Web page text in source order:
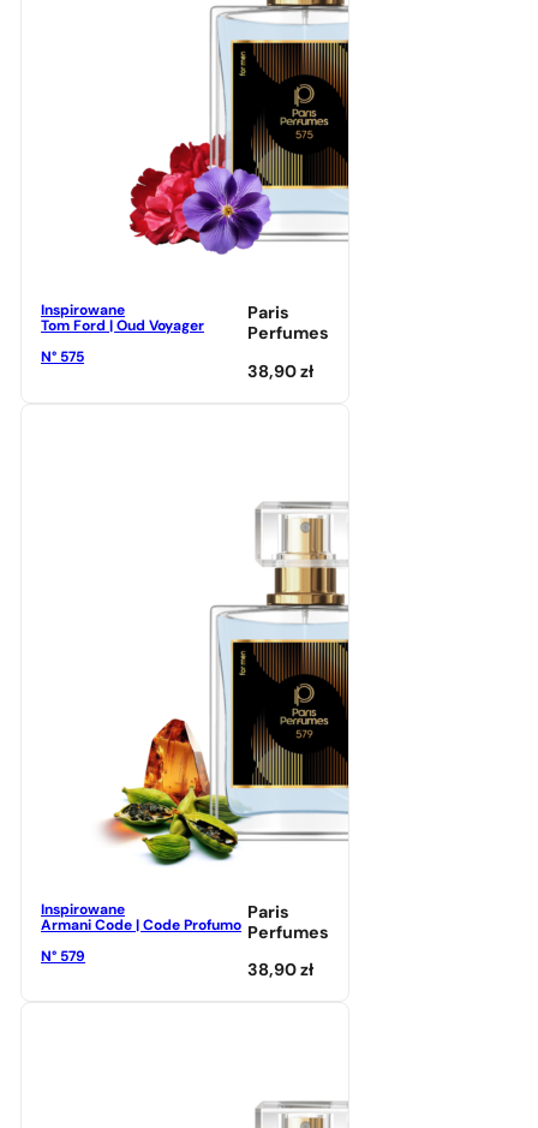
Inspirowane
Tom Ford | Oud Voyager
N° 575
Paris
Perfumes
38,90zł
Inspirowane
Armani Code | Code Profumo
N° 579
Paris
Perfumes
38,90zł